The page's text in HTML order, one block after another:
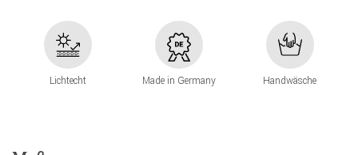
Lichtecht Made in Germany Handwäsche